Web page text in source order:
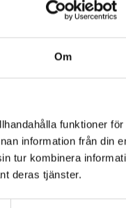
Om
funktioner för
information från din
tur kombinera
deras tjänster.
utbud